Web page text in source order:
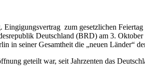
zum gesetzlichen
Deutschland (BRD) am 3.
in seiner Gesamtheit die „neuen Länder“
geteilt war, seit Jahrzenten das